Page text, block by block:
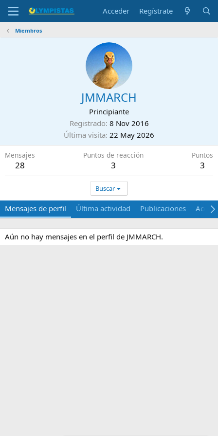
Acceder Regístrate
Miembros
JMMARCH
Principiante
Registrado 8 Nov 2016
Última visita 22 May 2026
Mensajes
28
Puntos de reacción
3
Puntos
3
Buscar
Mensajes de perfil Última actividad Publicaciones Acerca
Aún no hay mensajes en el perfil de JMMARCH.